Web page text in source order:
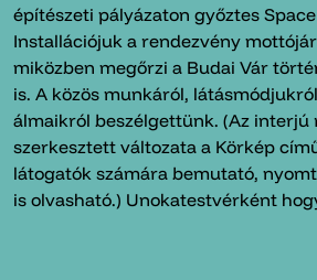
építészeti pályázaton győztes
Installációjuk a rendezvény
miközben megőrzi a Budai Vár
is. A közös munkáról,
álmaikról beszélgettünk. (Az interjú
szerkesztett változata a Körkép
látogatók számára bemutató,
is olvasható.) Unokatestvérként